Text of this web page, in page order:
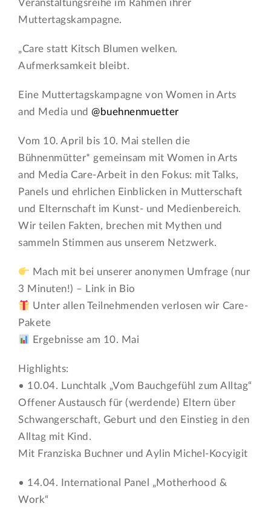
Veranstaltungsreihe im Rahmen ihrer
Muttertagskampagne.
„Care statt Kitsch Blumen welken.
Aufmerksamkeit bleibt.
Eine Muttertagskampagne von Women in Arts
and Media und @buehnenmuetter
Vom 10. April bis 10. Mai stellen die
Bühnenmütter* gemeinsam mit Women in Arts
and Media Care-Arbeit in den Fokus: mit Talks,
Panels und ehrlichen Einblicken in Mutterschaft
und Elternschaft im Kunst- und Medienbereich.
Wir teilen Fakten, brechen mit Mythen und
sammeln Stimmen aus unserem Netzwerk.
Mach mit bei unserer anonymen Umfrage (nur
3 Minuten!) – Link in Bio
Unter allen Teilnehmenden verlosen wir Care-
Pakete
Ergebnisse am 10. Mai
Highlights:
• 10.04. Lunchtalk „Vom Bauchgefühl zum Alltag“
Offener Austausch für (werdende) Eltern über
Schwangerschaft, Geburt und den Einstieg in den
Alltag mit Kind.
Mit Franziska Buchner und Aylin Michel-Kocyigit
• 14.04. International Panel „Motherhood &
Work“